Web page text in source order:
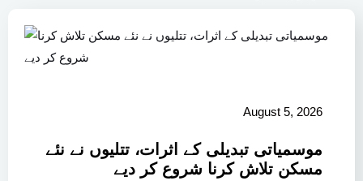
August 5, 2026
موسمیاتی تبدیلی کے اثرات، تتلیوں نے نئے
مسکن تلاش کرنا شروع کر دیے